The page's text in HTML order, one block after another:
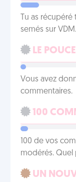
Tu as
semés sur
LE
Vous avez
commentaires.
100
100 de vos
modérés. Quel
UN